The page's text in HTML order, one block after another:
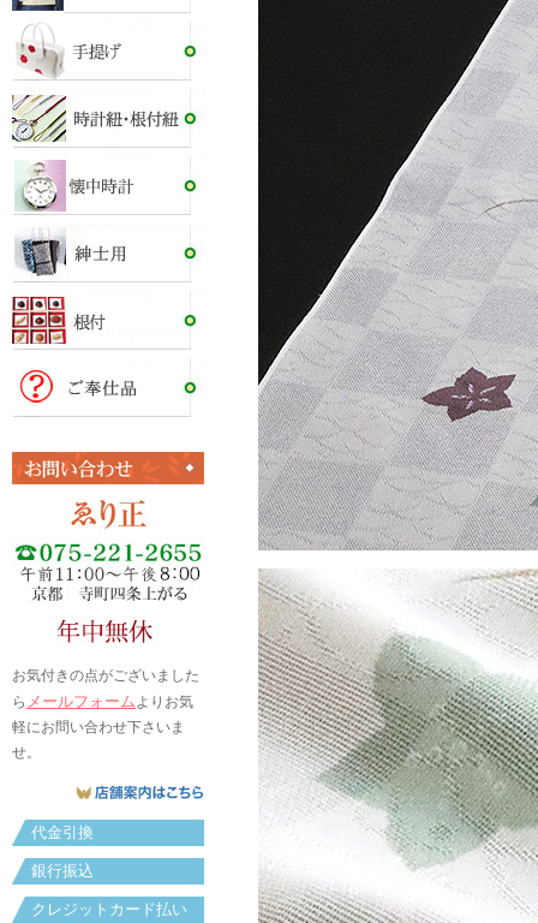
お気付きの点がございました
ら メールフォームよりお気
軽にお問い合わせ下さいま
せ。
代金引換
銀行振込
クレジットカード払い